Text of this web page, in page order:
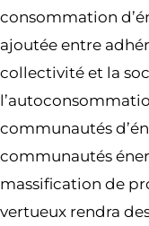
consommation
ajoutée entre
collectivité et la
communautés
communautés
massification de
vertueux rendra